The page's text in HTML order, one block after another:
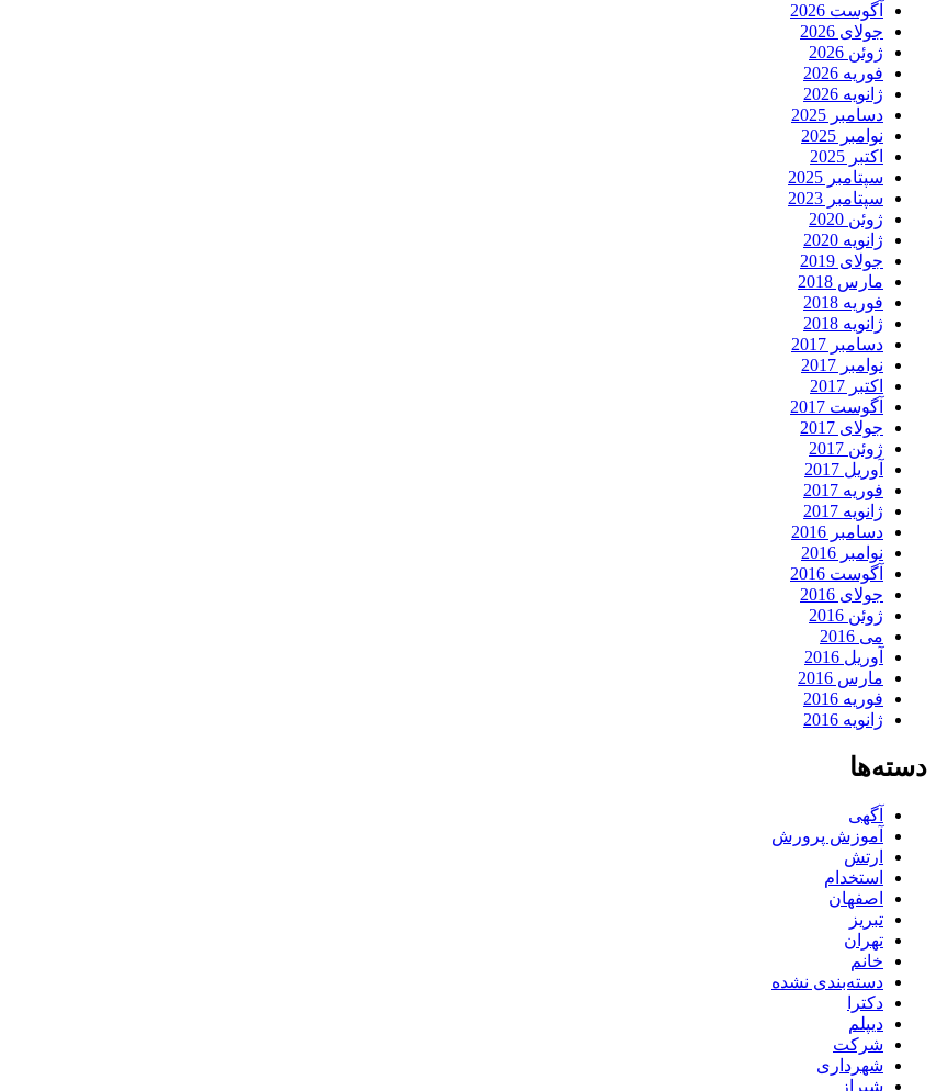
آگوست 2026
جولای 2026
ژوئن 2026
فوریه 2026
ژانویه 2026
دسامبر 2025
نوامبر 2025
اکتبر 2025
سپتامبر 2025
سپتامبر 2023
ژوئن 2020
ژانویه 2020
جولای 2019
مارس 2018
فوریه 2018
ژانویه 2018
دسامبر 2017
نوامبر 2017
اکتبر 2017
آگوست 2017
جولای 2017
ژوئن 2017
آوریل 2017
فوریه 2017
ژانویه 2017
دسامبر 2016
نوامبر 2016
آگوست 2016
جولای 2016
ژوئن 2016
می 2016
آوریل 2016
مارس 2016
فوریه 2016
ژانویه 2016
دسته‌ها
آگهی
آموزش پرورش
ارتش
استخدام
اصفهان
تبریز
تهران
خانم
دسته‌بندی نشده
دکترا
دیپلم
شرکت
شهرداری
شیراز